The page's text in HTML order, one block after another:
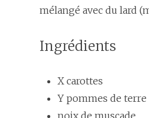
mélangé avec du lard
Ingrédients
X carottes
Y pommes de terre